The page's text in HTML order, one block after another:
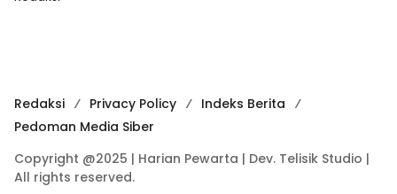
Redaksi Privacy Policy
Indeks Berita
Pedoman Media Siber
Copyright @2025 | Harian Pewarta | Dev. Telisik Studio |
All rights reserved.